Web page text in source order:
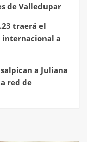
de Valledupar
traerá el
a
a Juliana
red de